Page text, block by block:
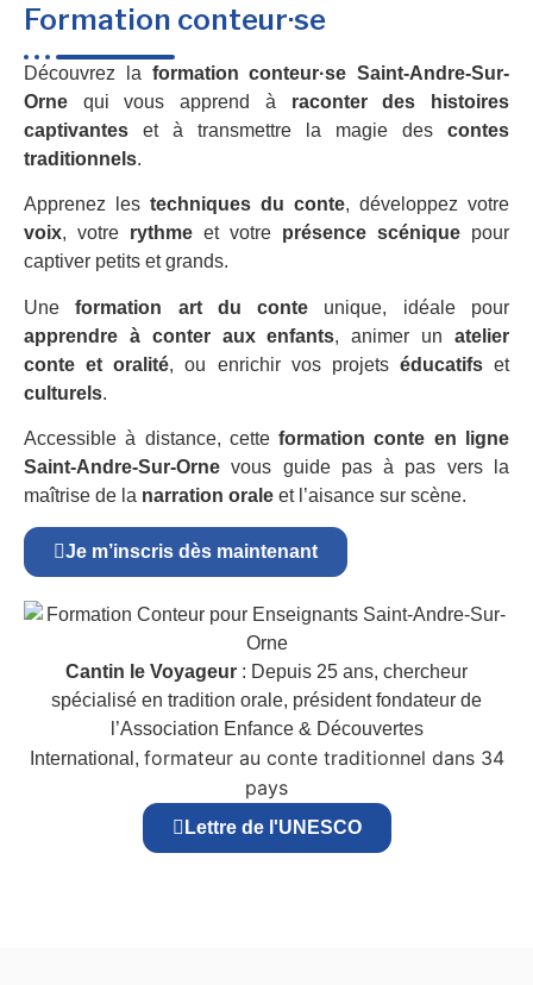
Formation conteur·se
Découvrez la formation conteur·se Saint-Andre-Sur-
Orne qui vous apprend à raconter des histoires
captivantes et à transmettre la magie des contes
traditionnels.
Apprenez les techniques du conte, développez votre
voix, votre rythme et votre présence scénique pour
captiver petits et grands.
Uneformation art du conte unique, idéale pour
apprendre à conter aux enfants, animer unatelier
conte et oralité, ou enrichir vos projets éducatifset
culturels.
Accessible à distance, cetteformation conte en ligne
Saint-Andre-Sur-Orne vous guide pas à pas vers la
maîtrise de la narration orale et l’aisance sur scène.
Je m’inscris dès maintenant
Cantin le Voyageur : Depuis 25 ans, chercheur
spécialisé en tradition orale, président fondateur de
l’Association Enfance & Découvertes
International, formateur au conte traditionnel dans 34
pays
Lettre de l'UNESCO